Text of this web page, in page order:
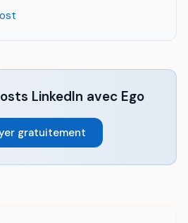
LinkedIn avec Ego
gratuitement